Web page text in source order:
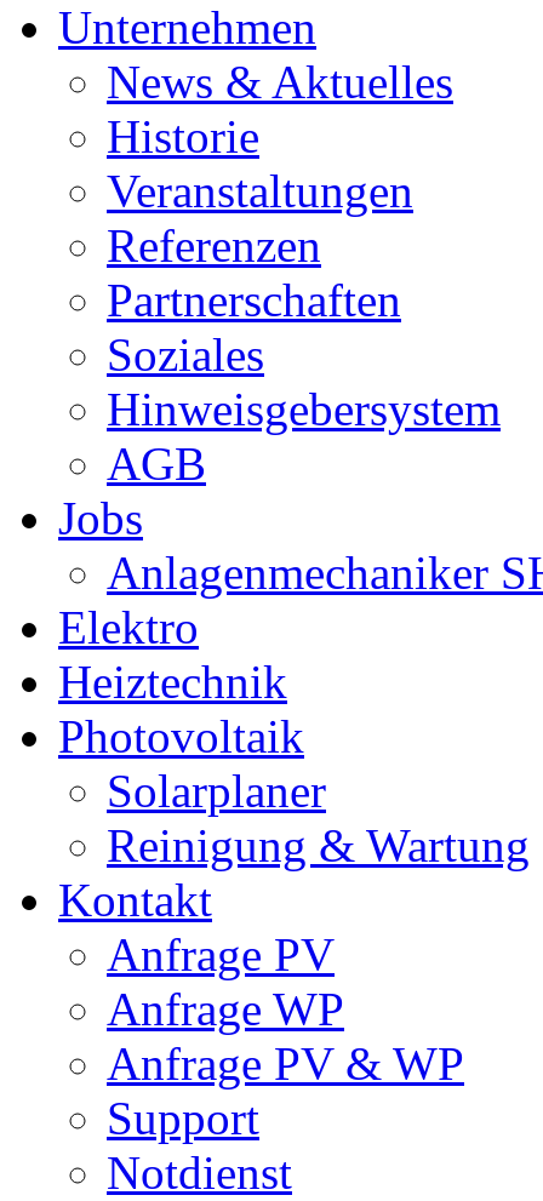
Unternehmen
News & Aktuelles
Historie
Veranstaltungen
Referenzen
Partnerschaften
Soziales
Hinweisgebersystem
AGB
Jobs
Anlagenmechaniker
Elektro
Heiztechnik
Photovoltaik
Solarplaner
Reinigung & Wartung
Kontakt
Anfrage PV
Anfrage WP
Anfrage PV & WP
Support
Notdienst